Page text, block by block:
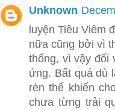
Unknown
luyện Tiêu Viêm
nữa cũng bởi vì
thống, vì vậy đối
ứng. Bất quá dù
rèn thể khiến
chưa từng trải